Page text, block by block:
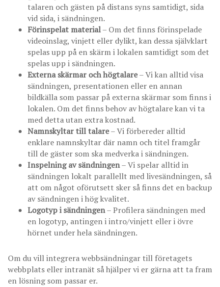
talaren och gästen på distans syns samtidigt, sida
vid sida, i sändningen.
Förinspelat material– Om det finns förinspelade
videoinslag, vinjett eller dylikt, kan dessa självklart
spelas upp på en skärm i lokalen samtidigt som det
spelas upp i sändningen.
Externa skärmar och högtalare– Vi kan alltid visa
sändningen, presentationen eller en annan
bildkälla som passar på externa skärmar som finns i
lokalen. Om det finns behov av högtalare kan vi ta
med detta utan extra kostnad.
Namnskyltar till talare– Vi förbereder alltid
enklare namnskyltar där namn och titel framgår
till de gäster som ska medverka i sändningen.
Inspelning av sändningen– Vi spelar alltid in
sändningen lokalt parallellt med livesändningen, så
att om något oförutsett sker så finns det en backup
av sändningen i hög kvalitet.
Logotyp i sändningen– Profilera sändningen med
en logotyp, antingen i intro/vinjett eller i övre
hörnet under hela sändningen.
Om du vill integrera webbsändningar till företagets
webbplats eller intranät så hjälper vi er gärna att ta fram
en lösning som passar er.